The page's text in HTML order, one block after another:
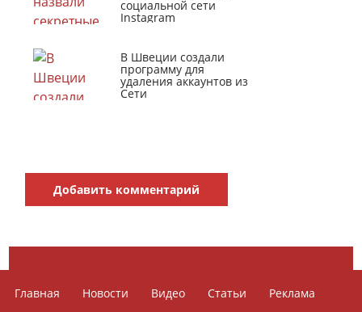
социальной сети
Instagram
В Швеции создали
программу для
удаления аккаунтов из
Сети
Добавить комментарий
Главная Новости Видео Статьи
Реклама